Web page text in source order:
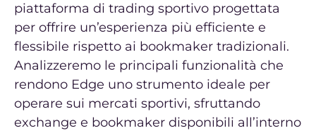
piattaforma di trading sportivo progettata
per offrire un’esperienza più efficiente e
flessibile rispetto ai bookmaker tradizionali.
Analizzeremo le principali funzionalità che
rendono Edge uno strumento ideale per
operare sui mercati sportivi, sfruttando
exchange e bookmaker disponibili all’interno